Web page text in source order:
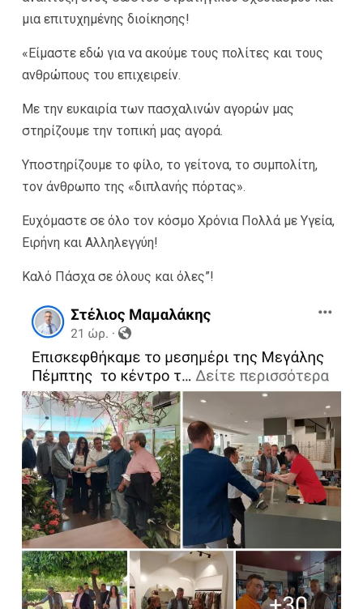
μια επιτυχημένης διοίκησης!
«Είμαστε εδώ για να ακούμε τους πολίτες και τους
ανθρώπους του επιχειρείν.
Με την ευκαιρία των πασχαλινών αγορών μας
στηρίζουμε την τοπική μας αγορά.
Υποστηρίζουμε το φίλο, το γείτονα, το συμπολίτη,
τον άνθρωπο της «διπλανής πόρτας».
Ευχόμαστε σε όλο τον κόσμο Χρόνια Πολλά με Υγεία,
Ειρήνη και Αλληλεγγύη!
Καλό Πάσχα σε όλους και όλες”!